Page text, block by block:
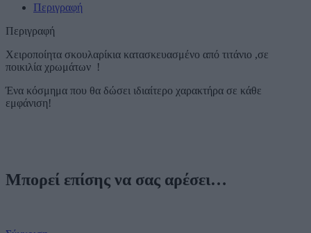
Περιγραφή
Περιγραφή
Χειροποίητα σκουλαρίκια κατασκευασμένο από τιτάνιο ,σε
ποικιλία χρωμάτων !
Ένα κόσμημα που θα δώσει ιδιαίτερο χαρακτήρα σε κάθε
εμφάνιση!
Μπορεί επίσης να σας αρέσει…